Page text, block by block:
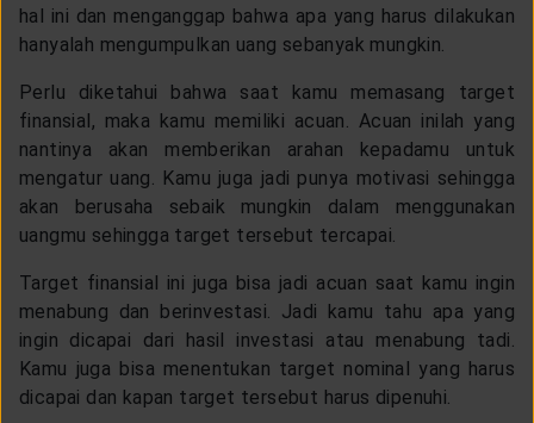
hal ini dan menganggap bahwa apa yang harus dilakukan
hanyalah mengumpulkan uang sebanyak mungkin.
Perlu diketahui bahwa saat kamu memasang target
finansial, maka kamu memiliki acuan. Acuan inilah yang
nantinya akan memberikan arahan kepadamu untuk
mengatur uang. Kamu juga jadi punya motivasi sehingga
akan berusaha sebaik mungkin dalam menggunakan
uangmu sehingga target tersebut tercapai.
Target finansial ini juga bisa jadi acuan saat kamu ingin
menabung dan berinvestasi. Jadi kamu tahu apa yang
ingin dicapai dari hasil investasi atau menabung tadi.
Kamu juga bisa menentukan target nominal yang harus
dicapai dan kapan target tersebut harus dipenuhi.
ARTICLE & NEWS
ABOUT GENERALI
EVENTS
KEAGENAN